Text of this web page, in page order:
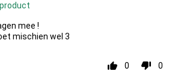
mee !
mischien wel 3
0 0